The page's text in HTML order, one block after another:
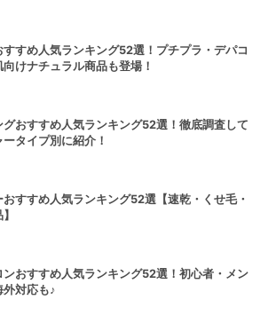
すすめ人気ランキング52選！プチプラ・デパコ
けナチュラル商品も登場！
グおすすめ人気ランキング52選！徹底調査して
タイプ別に紹介！
おすすめ人気ランキング52選【速乾・くせ毛・
ンおすすめ人気ランキング52選！初心者・メン
外対応も♪